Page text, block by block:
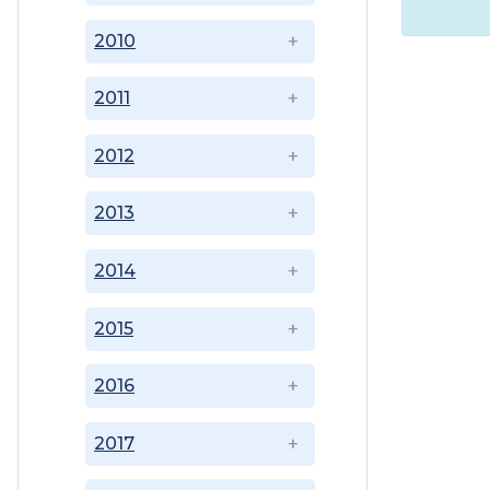
2010
2011
2012
2013
2014
2015
2016
2017